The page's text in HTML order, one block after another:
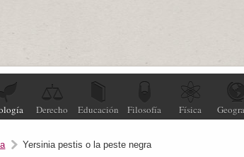
Derecho Educación Filosofía Física
Yersinia pestis o la peste negra